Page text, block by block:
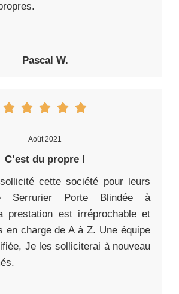
Pascal W.
Août 2021
C’est du propre !
cette société pour leurs
Serrurier Porte Blindée à
prestation est irréprochable et
en charge de A à Z. Une équipe
Je les solliciterai à nouveau